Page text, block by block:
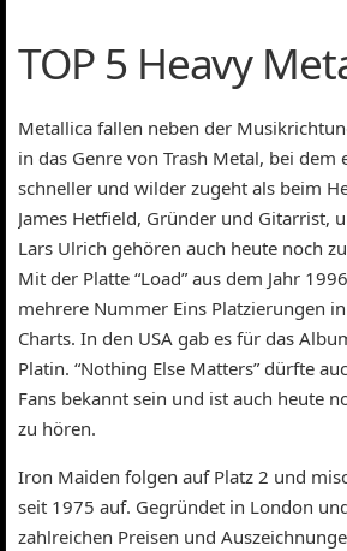
TOP 5 Heavy
Metallica fallen neben der
in das Genre von Trash Metal, bei dem
schneller und wilder zugeht als beim
James Hetfield, Gründer und Gitarrist,
Lars Ulrich gehören auch heute noch
Mit der Platte “Load” aus dem Jahr
mehrere Nummer Eins Platzierungen
Charts. In den USA gab es für das
Platin. “Nothing Else Matters” dürfte
Fans bekannt sein und ist auch heute
zu hören.
Iron Maiden folgen auf Platz 2 und
seit 1975 auf. Gegründet in London
zahlreichen Preisen und